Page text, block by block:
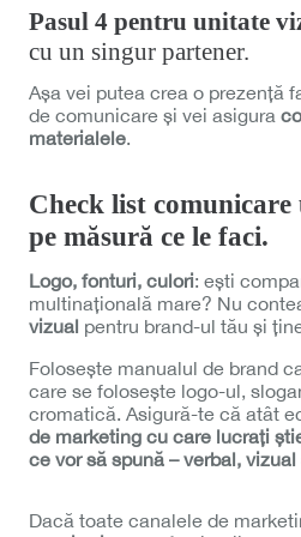
Pasul 4 pentru unitate
cu un singur partener.
Așa vei putea crea o prezență
de comunicare și vei asigura
materialele.
Check list
pe măsură ce le faci.
Logo, fonturi, culori: ești
multinațională mare? Nu
vizual pentru brand-ul tău și
Folosește manualul de brand
care se folosește logo-ul,
cromatică. Asigură-te că atât
de marketing cu care lucrați
ce vor să spună – verbal,
Dacă toate canalele de